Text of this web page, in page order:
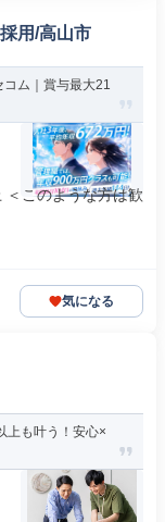
用/高山市
コム｜賞与最大21
＜このような方は歓
気になる
上も叶う！安心×